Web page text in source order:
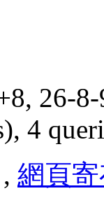
26-
4
, 網頁